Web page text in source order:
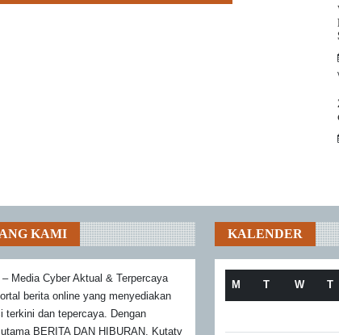
KAMI
– Media Cyber Aktual & Terpercaya
berita online yang menyediakan
terkini dan tepercaya. Dengan
BERITA DAN HIBURAN, Kutatv
KALENDER
M T W T